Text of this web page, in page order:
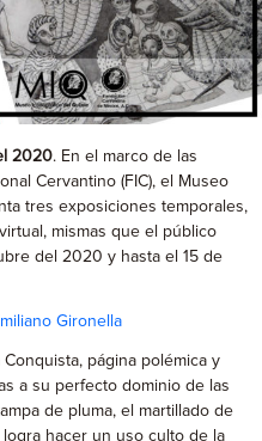
2020. En el marco de las
Cervantino (FIC), el Museo
tres exposiciones temporales,
mismas que el público
del 2020 y hasta el 15 de
Gironella
página polémica y
a su perfecto dominio de las
de pluma, el martillado de
hacer un uso culto de la